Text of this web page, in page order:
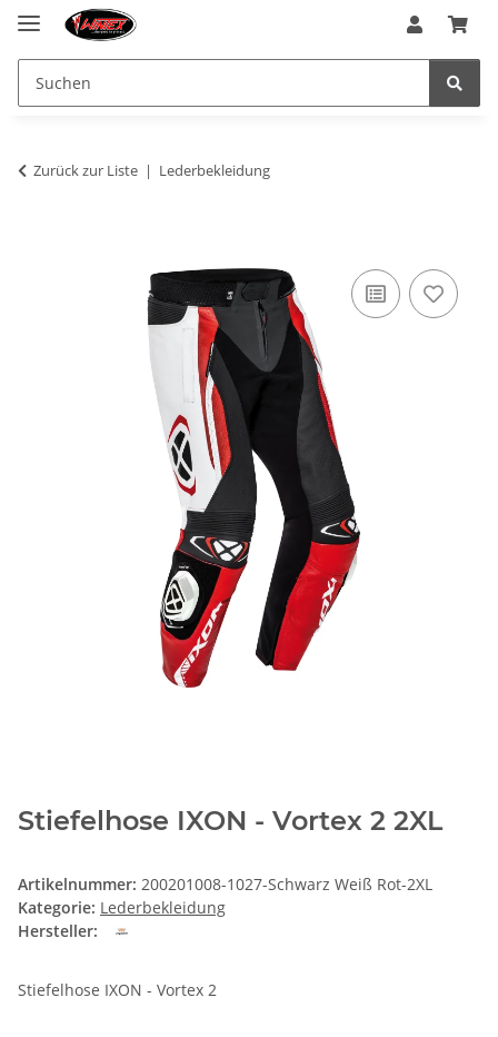
Zurück zur Liste Lederbekleidung
Stiefelhose IXON - Vortex 2 2XL
Artikelnummer: 200201008-1027-Schwarz Weiß Rot-2XL
Kategorie: Lederbekleidung
Hersteller:
Stiefelhose IXON - Vortex 2